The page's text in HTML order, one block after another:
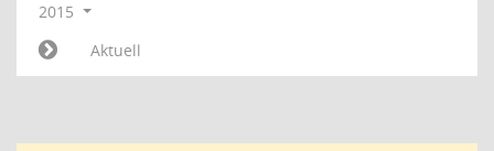
2015
Aktuell